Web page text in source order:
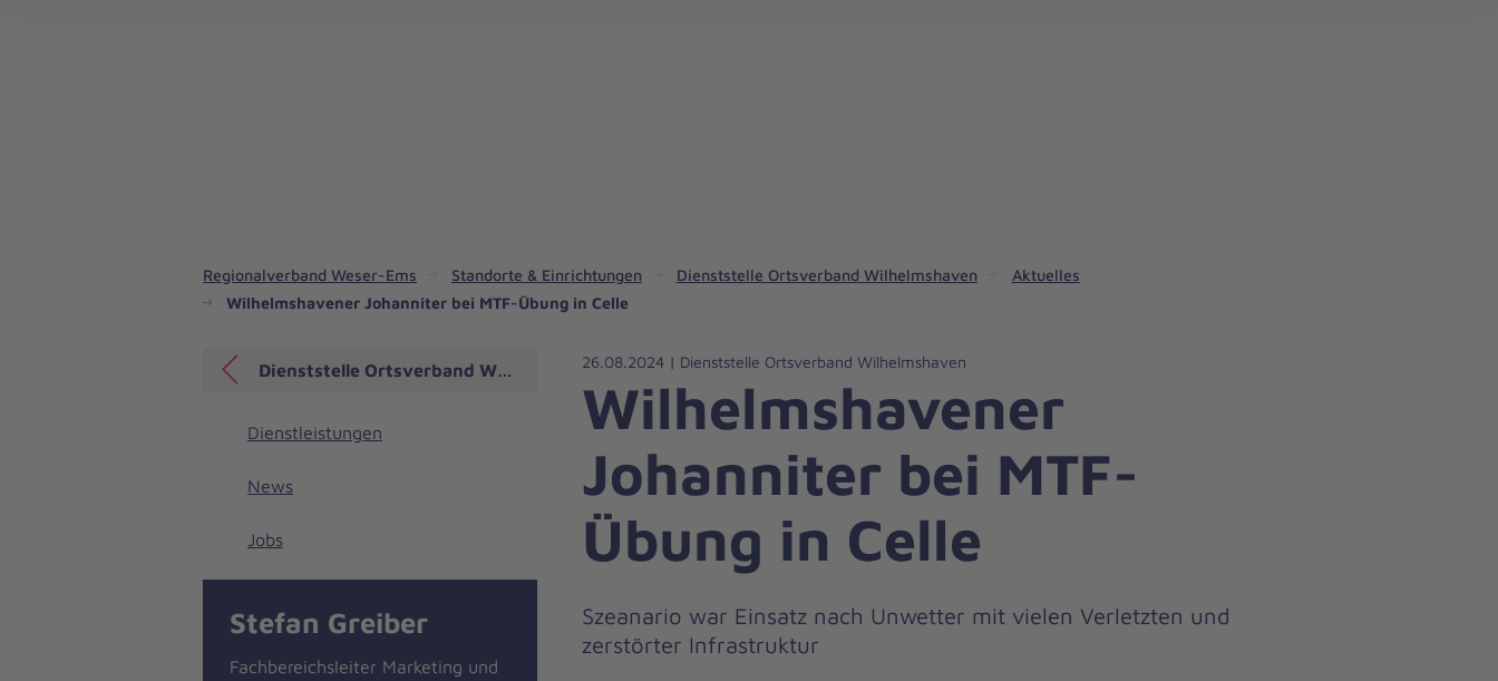
Regionalverband Weser-Ems Standorte & Einrichtungen Dienststelle Ortsverband Wilhelmshaven
Aktuelles
Wilhelmshavener Johanniter bei MTF-Übung in Celle
26.08.2024 | Dienststelle Ortsverband Wilhelmshaven
Wilhelmshavener
Johanniter bei MTF-
Übung in Celle
Szeanario war Einsatz nach Unwetter mit vielen Verletzten und
zerstörter Infrastruktur
Dienststelle Ortsverband Wilhelmshaven
Dienstleistungen
News
Jobs
Stefan Greiber
Fachbereichsleiter Marketing und